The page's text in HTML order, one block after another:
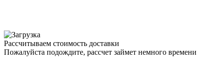
Рассчитываем стоимость доставки
Пожалуйста подождите, рассчет займет немного времени